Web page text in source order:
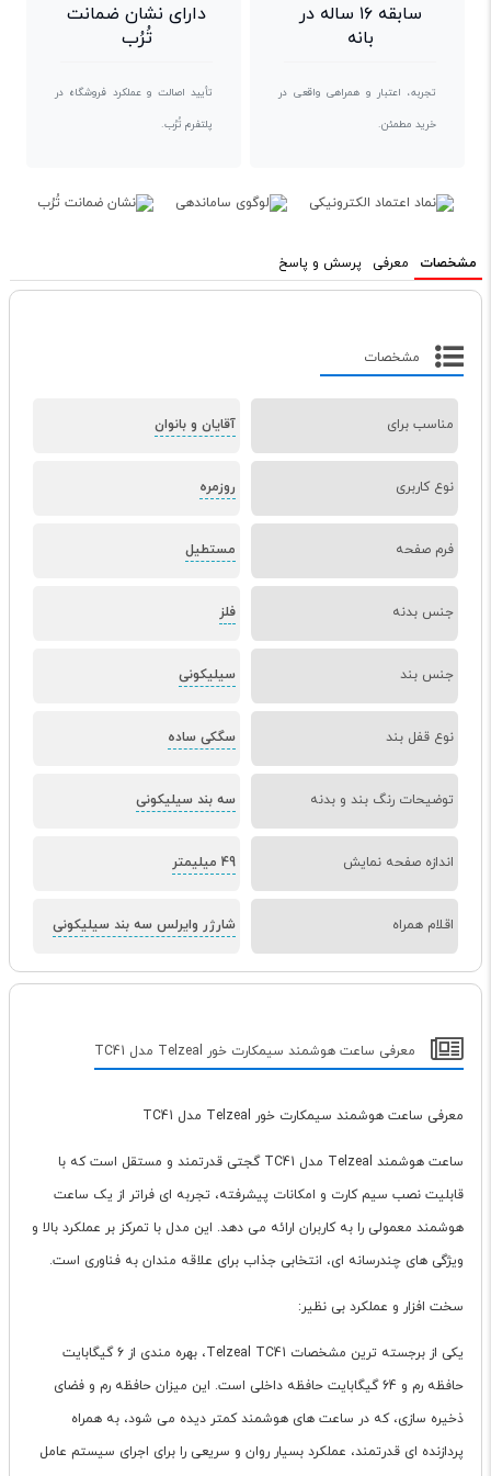
سابقه ۱۶ ساله در
بانه
تجربه، اعتبار و همراهی واقعی در
خرید مطمئن.
دارای نشان ضمانت
تُرُب
تأیید اصالت و عملکرد فروشگاه در
پلتفرم تُرُب.
مشخصات معرفی پرسش و پاسخ
مشخصات
مناسب برای آقایان و بانوان
نوع کاربری روزمره
فرم صفحه مستطیل
جنس بدنه فلز
جنس بند سیلیکونی
نوع قفل بند سگکی ساده
توضیحات رنگ بند و بدنه سه بند سیلیکونی
اندازه صفحه نمایش 49 میلیمتر
اقلام همراه شارژر وایرلس سه بند سیلیکونی
معرفی ساعت هوشمند سیمکارت خور Telzeal مدل TC41
معرفی ساعت هوشمند سیمکارت خور Telzeal مدل TC41
ساعت هوشمند Telzeal مدل TC41 گجتی قدرتمند و مستقل است که با
قابلیت نصب سیم کارت و امکانات پیشرفته، تجربه ای فراتر از یک ساعت
هوشمند معمولی را به کاربران ارائه می دهد. این مدل با تمرکز بر عملکرد بالا و
ویژگی های چندرسانه ای، انتخابی جذاب برای علاقه مندان به فناوری است.
سخت افزار و عملکرد بی نظیر:
یکی از برجسته ترین مشخصات Telzeal TC41، بهره مندی از 6 گیگابایت
حافظه رم و 64 گیگابایت حافظه داخلی است. این میزان حافظه رم و فضای
ذخیره سازی، که در ساعت های هوشمند کمتر دیده می شود، به همراه
پردازنده ای قدرتمند، عملکرد بسیار روان و سریعی را برای اجرای سیستم عامل